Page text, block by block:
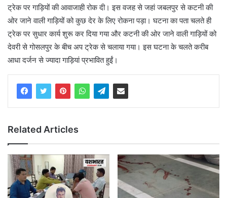
ट्रेक पर गाड़ियों की आवाजाही रोक दी। इस वजह से जहां जबलपुर से कटनी की
ओर जाने वाली गाड़ियों को कुछ देर के लिए रोकना पड़ा। घटना का पता चलते ही
ट्रेक पर सुधार कार्य शुरू कर दिया गया और कटनी की ओर जाने वाली गाड़ियों को
देवरी से गोसलपुर के बीच अप ट्रेक से चलाया गया। इस घटना के चलते करीब
आधा दर्जन से ज्यादा गाड़ियां प्रभावित हुईं।
Related Articles